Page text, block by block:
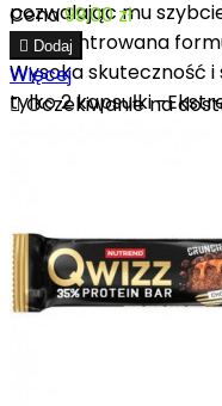
pozwalając mu
skoncentrowana
Wysoka skuteczność i
tylko 2 kapsułki -
odchudzania -
Cena99,00 zł
 Dodaj
Więcej
Oczekiwanie na